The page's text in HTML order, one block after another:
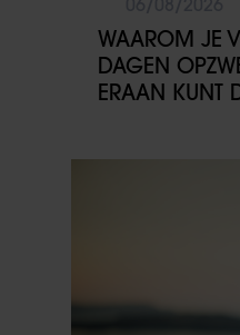
WAAROM JE
DAGEN
ERAAN KUNT